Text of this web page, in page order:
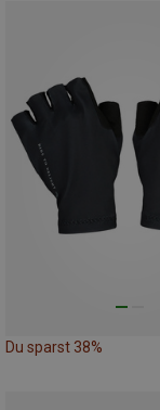
Du sparst 38%